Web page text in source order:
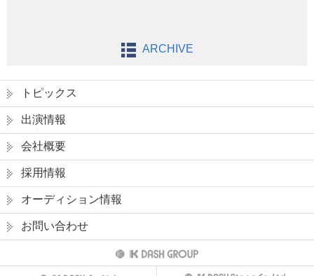
ARCHIVE
トピックス
出演情報
会社概要
採用情報
オーディション情報
お問い合わせ